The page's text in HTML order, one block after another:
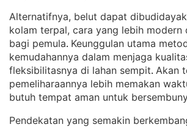
Alternatifnya, belut dapat
kolam terpal, cara yang lebih modern
bagi pemula. Keunggulan utama
kemudahannya dalam menjaga
fleksibilitasnya di lahan sempit. Akan
pemeliharaannya lebih memakan
butuh tempat aman untuk
Pendekatan yang semakin